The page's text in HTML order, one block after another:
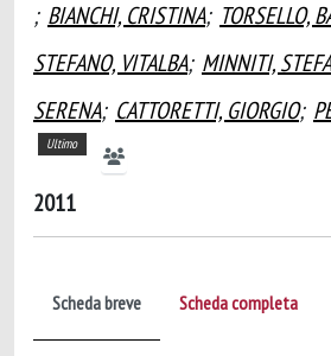
; BIANCHI, CRISTINA; TORSELLO,
STEFANO, VITALBA; MINNITI,
SERENA; CATTORETTI, GIORGIO;
Ultimo
2011
Scheda breve Scheda completa